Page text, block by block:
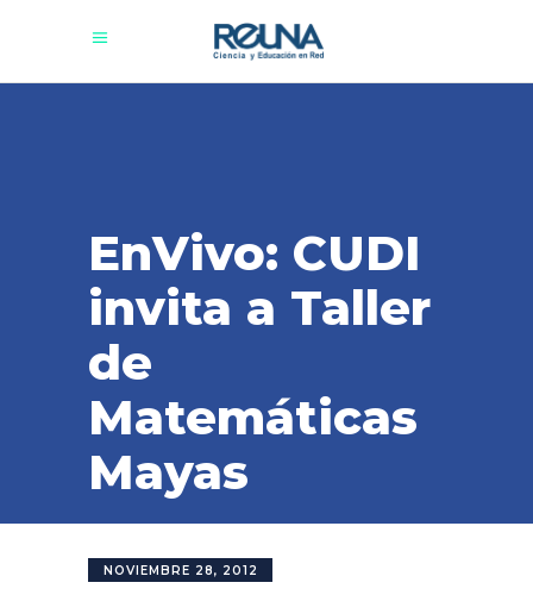
EnVivo: CUDI
invita a Taller
de
Matemáticas
Mayas
NOVIEMBRE 28, 2012